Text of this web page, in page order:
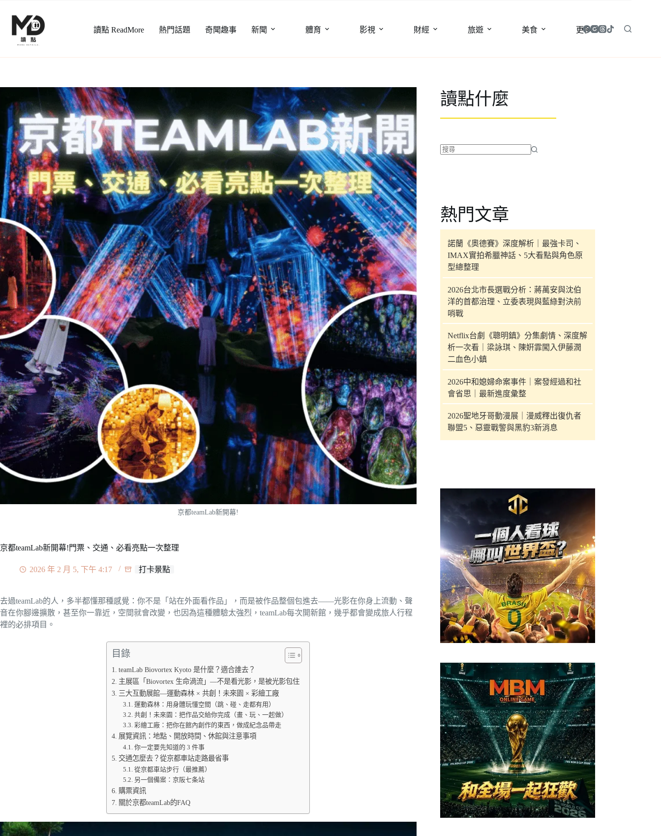
讀點 ReadMore 熱門話題 奇聞趣事 新聞 體育 影視 財經 旅遊 美食 更多
京都teamLab新開幕!
京都teamLab新開幕!門票、交通、必看亮點一次整理
2026 年 2 月 5, 下午 4:17 打卡景點
去過teamLab的人，多半都懂那種感覺：你不是「站在外面看作品」，而是被作品整個包進去——光影在你身上流動、聲
音在你腳邊擴散，甚至你一靠近，空間就會改變，也因為這種體驗太強烈，teamLab每次開新館，幾乎都會變成旅人行程
裡的必排項目。
目錄
teamLab Biovortex Kyoto 是什麼？適合誰去？
主展區「Biovortex 生命渦流」—不是看光影，是被光影包住
三大互動展館—運動森林 × 共創！未來園 × 彩繪工廠
運動森林：用身體玩懂空間（跳、碰、走都有用）
共創！未來園：把作品交給你完成（畫、玩、一起做）
彩繪工廠：把你在館內創作的東西，做成紀念品帶走
展覽資訊：地點、開放時間、休館與注意事項
你一定要先知道的 3 件事
交通怎麼去？從京都車站走路最省事
從京都車站步行（最推薦）
另一個備案：京阪七条站
購票資訊
關於京都teamLab的FAQ
讀點什麼
合
條
件
的
結
熱門文章
諾蘭《奧德賽》深度解析｜最強卡司、
IMAX實拍希臘神話、5大看點與角色原
型總整理
2026台北市長選戰分析：蔣萬安與沈伯
洋的首都治理、立委表現與藍綠對決前
哨戰
Netflix台劇《聰明鎮》分集劇情、深度解
析一次看｜梁詠琪、陳姸霏闖入伊藤潤
二血色小鎮
2026中和媳婦命案事件｜案發經過和社
會省思｜最新進度彙整
2026聖地牙哥動漫展｜漫威釋出復仇者
聯盟5、惡靈戰警與黑豹3新消息